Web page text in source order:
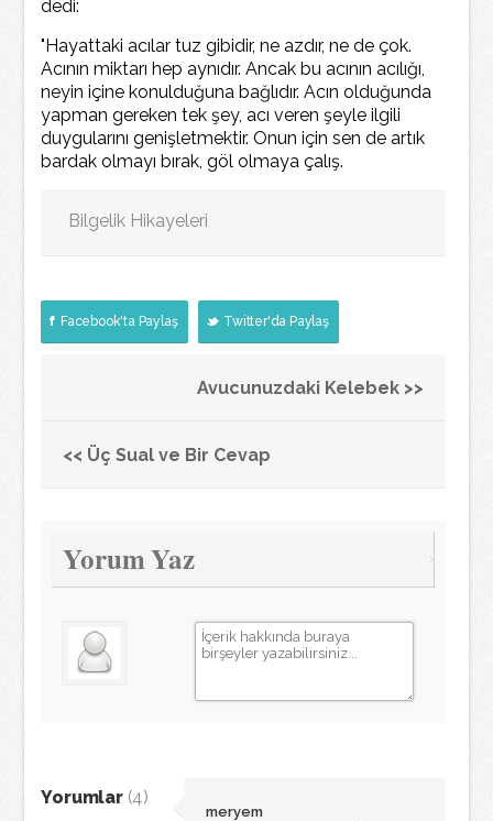
dedi:
"Hayattaki acılar tuz gibidir, ne azdır, ne de çok.
Acının miktarı hep aynıdır. Ancak bu acının acılığı,
neyin içine konulduğuna bağlıdır. Acın olduğunda
yapman gereken tek şey, acı veren şeyle ilgili
duygularını genişletmektir. Onun için sen de artık
bardak olmayı bırak, göl olmaya çalış.
Bilgelik Hikayeleri
Facebook'ta Paylaş Twitter'da Paylaş
Avucunuzdaki Kelebek >>
<< Üç Sual ve Bir Cevap
Yorum Yaz
Yorumlar (4)
meryem